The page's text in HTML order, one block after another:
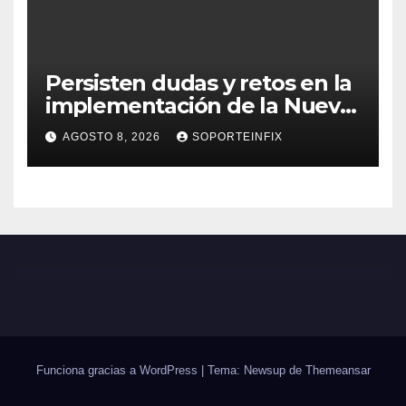
Persisten dudas y retos en la
implementación de la Nueva
Escuela Mexicana
AGOSTO 8, 2026 SOPORTEINFIX
Funciona gracias a WordPress Tema: Newsup de Themeansar